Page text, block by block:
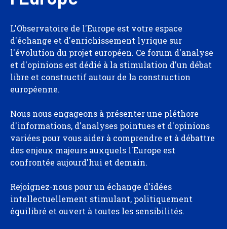
L'Observatoire de l'Europe est votre espace
d'échange et d'enrichissement lyrique sur
l'évolution du projet européen. Ce forum d'analyse
et d'opinions est dédié à la stimulation d'un débat
libre et constructif autour de la construction
européenne.
Nous nous engageons à présenter une pléthore
d'informations, d'analyses pointues et d'opinions
variées pour vous aider à comprendre et à débattre
des enjeux majeurs auxquels l'Europe est
confrontée aujourd'hui et demain.
Rejoignez-nous pour un échange d'idées
intellectuellement stimulant, politiquement
équilibré et ouvert à toutes les sensibilités.